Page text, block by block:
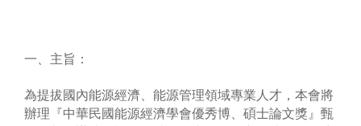
一、主旨：
為提拔國內能源經濟、能源管理領域專業人才，本會將
辦理『中華民國能源經濟學會優秀博、碩士論文獎』甄